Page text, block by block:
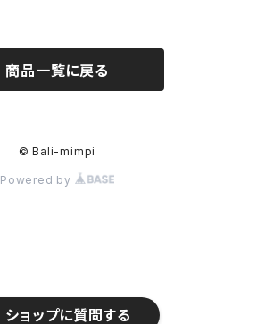
ショップに質問する
商品一覧に戻る
© Bali-mimpi
Powered by